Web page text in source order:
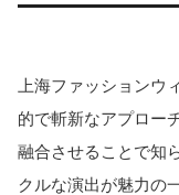
上海ファッションウ
的で斬新なアプロー
融合させることで知
クルな演出が魅力の